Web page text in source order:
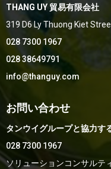
THANG UY 貿易有限会社
319 D6 Ly Thuong Kiet
028 7300 1967
028 38649791
info@thanguy.com
お問い合わせ
タンウイグループと協力す
028 7300 1967
ソリューションコンサルテ